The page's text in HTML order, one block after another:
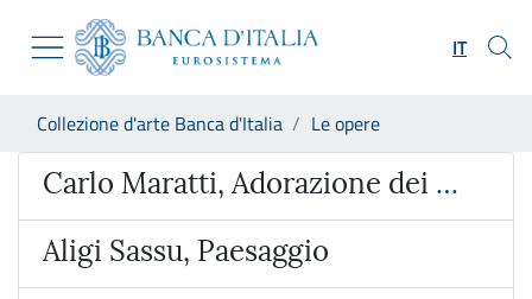
Skip to Main Content
Vai al sito istituzionale
Vai al menu di navigazione
Vai alla ricerca
Vai al footer
IT
Collezione d'arte Banca d'Italia Le opere
Opera
Carlo Maratti, Adorazione dei Magi
Aligi Sassu, Paesaggio